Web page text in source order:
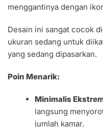
menggantinya dengan
Desain ini sangat cocok
ukuran sedang untuk
yang sedang dipasarkan.
Poin Menarik:
Minimalis
langsung
jumlah kamar.